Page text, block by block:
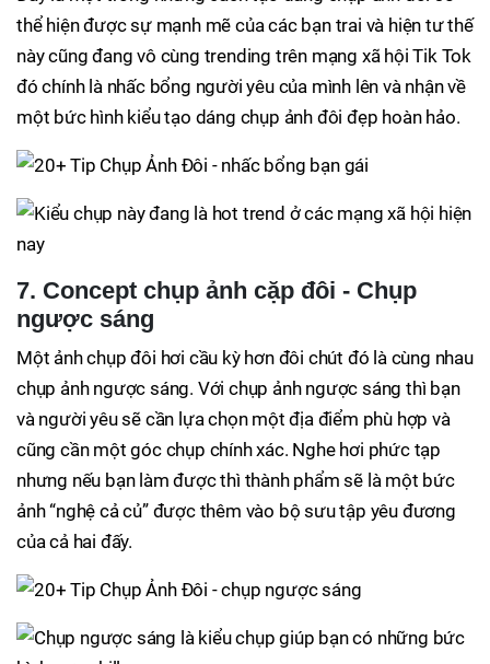
thể hiện được sự mạnh mẽ của các bạn trai và hiện tư thế
này cũng đang vô cùng trending trên mạng xã hội Tik Tok
đó chính là nhấc bổng người yêu của mình lên và nhận về
một bức hình kiểu tạo dáng chụp ảnh đôi đẹp hoàn hảo.
7. Concept chụp ảnh cặp đôi - Chụp
ngược sáng
Một ảnh chụp đôi hơi cầu kỳ hơn đôi chút đó là cùng nhau
chụp ảnh ngược sáng. Với chụp ảnh ngược sáng thì bạn
và người yêu sẽ cần lựa chọn một địa điểm phù hợp và
cũng cần một góc chụp chính xác. Nghe hơi phức tạp
nhưng nếu bạn làm được thì thành phẩm sẽ là một bức
ảnh “nghệ cả củ” được thêm vào bộ sưu tập yêu đương
của cả hai đấy.